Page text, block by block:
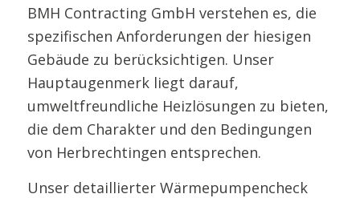
BMH Contracting GmbH verstehen es, die
spezifischen Anforderungen der hiesigen
Gebäude zu berücksichtigen. Unser
Hauptaugenmerk liegt darauf,
umweltfreundliche Heizlösungen zu bieten,
die dem Charakter und den Bedingungen
von Herbrechtingen entsprechen.
Unser detaillierter Wärmepumpencheck